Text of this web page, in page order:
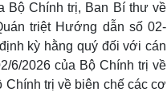
Bộ Chính trị, Ban Bí thư về
triệt Hướng dẫn số 02-
kỳ hằng quý đối với cán
6/2026 của Bộ Chính trị về
Chính trị về biên chế các cơ